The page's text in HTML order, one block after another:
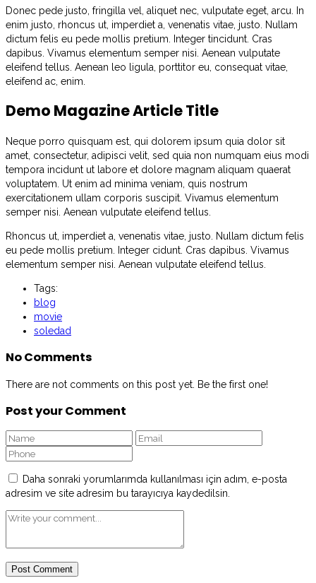
Donec pede justo, fringilla vel, aliquet nec, vulputate eget, arcu. In
enim justo, rhoncus ut, imperdiet a, venenatis vitae, justo. Nullam
dictum felis eu pede mollis pretium. Integer tincidunt. Cras
dapibus. Vivamus elementum semper nisi. Aenean vulputate
eleifend tellus. Aenean leo ligula, porttitor eu, consequat vitae,
eleifend ac, enim.
Demo Magazine Article Title
Neque porro quisquam est, qui dolorem ipsum quia dolor sit
amet, consectetur, adipisci velit, sed quia non numquam eius modi
tempora incidunt ut labore et dolore magnam aliquam quaerat
voluptatem. Ut enim ad minima veniam, quis nostrum
exercitationem ullam corporis suscipit. Vivamus elementum
semper nisi. Aenean vulputate eleifend tellus.
Rhoncus ut, imperdiet a, venenatis vitae, justo. Nullam dictum felis
eu pede mollis pretium. Integer cidunt. Cras dapibus. Vivamus
elementum semper nisi. Aenean vulputate eleifend tellus.
Tags:
blog
movie
soledad
No Comments
There are not comments on this post yet. Be the first one!
Post your Comment
Daha sonraki yorumlarımda kullanılması için adım, e-posta
adresim ve site adresim bu tarayıcıya kaydedilsin.